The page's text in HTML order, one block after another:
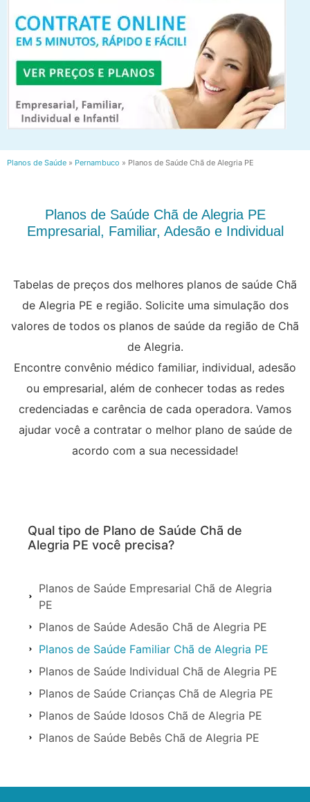
Planos de Saúde » Pernambuco » Planos de Saúde Chã de Alegria PE
Planos de Saúde Chã de Alegria PE
Empresarial, Familiar, Adesão e Individual
Tabelas de preços dos melhores planos de saúde Chã
de Alegria PE e região. Solicite uma simulação dos
valores de todos os planos de saúde da região de Chã
de Alegria.
Encontre convênio médico familiar, individual, adesão
ou empresarial, além de conhecer todas as redes
credenciadas e carência de cada operadora. Vamos
ajudar você a contratar o melhor plano de saúde de
acordo com a sua necessidade!
Qual tipo de Plano de Saúde Chã de
Alegria PE você precisa?
Planos de Saúde Empresarial Chã de Alegria
PE
Planos de Saúde Adesão Chã de Alegria PE
Planos de Saúde Familiar Chã de Alegria PE
Planos de Saúde Individual Chã de Alegria PE
Planos de Saúde Crianças Chã de Alegria PE
Planos de Saúde Idosos Chã de Alegria PE
Planos de Saúde Bebês Chã de Alegria PE